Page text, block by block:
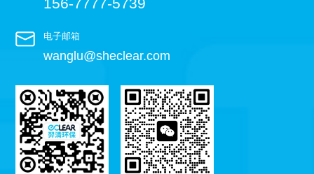
电子邮箱
wanglu@sheclear.com